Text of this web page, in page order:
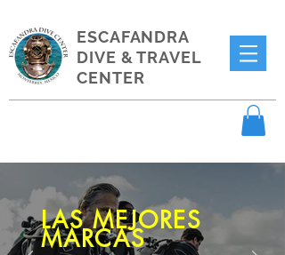
ESCAFANDRA
DIVE & TRAVEL
CENTER
LAS MEJORES
MARCAS